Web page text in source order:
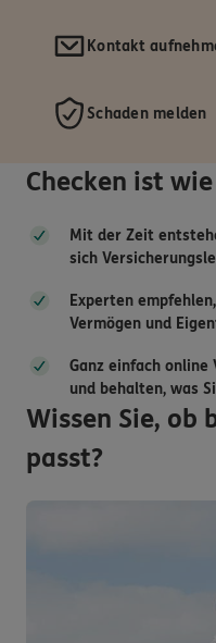
Kontakt
Schaden melden
Checken ist
Mit der Zeit
sich
Experten
Vermögen und
Ganz einfach online
und behalten, was
Wissen Sie, ob
passt?